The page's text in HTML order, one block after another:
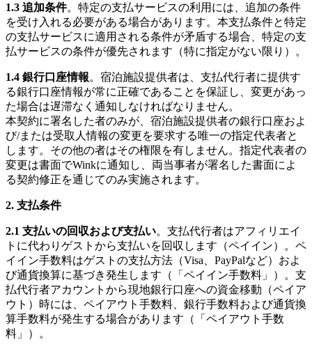
1.3 追加条件。特定の支払サービスの利用には、追加の条件
を受け入れる必要がある場合があります。本支払条件と特定
の支払サービスに適用される条件が矛盾する場合、特定の支
払サービスの条件が優先されます（特に指定がない限り）。
1.4 銀行口座情報。宿泊施設提供者は、支払代行者に提供す
る銀行口座情報が常に正確であることを保証し、変更があっ
た場合は遅滞なく通知しなければなりません。
本契約に署名した者のみが、宿泊施設提供者の銀行口座およ
び/または受取人情報の変更を要求する唯一の指定代表者と
します。その他の者はその権限を有しません。指定代表者の
変更は書面でWinkに通知し、両当事者が署名した書面によ
る契約修正を通じてのみ実施されます。
2. 支払条件
2.1 支払いの回収および支払い。支払代行者はアフィリエイ
トに代わりゲストから支払いを回収します（ペイイン）。ペ
イイン手数料はゲストの支払方法（Visa、PayPalなど）およ
び通貨換算に基づき発生します（「ペイイン手数料」）。支
払代行者アカウントから現地銀行口座への資金移動（ペイア
ウト）時には、ペイアウト手数料、銀行手数料および通貨換
算手数料が発生する場合があります（「ペイアウト手数
料」）。